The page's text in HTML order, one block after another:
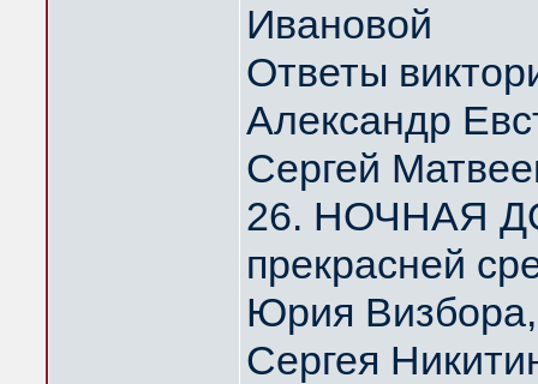
Ивановой
Ответы
Александр
Сергей
26. НОЧНАЯ
прекрасней
Юрия Визбора,
Сергея